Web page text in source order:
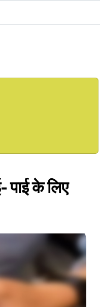
पाई के लिए